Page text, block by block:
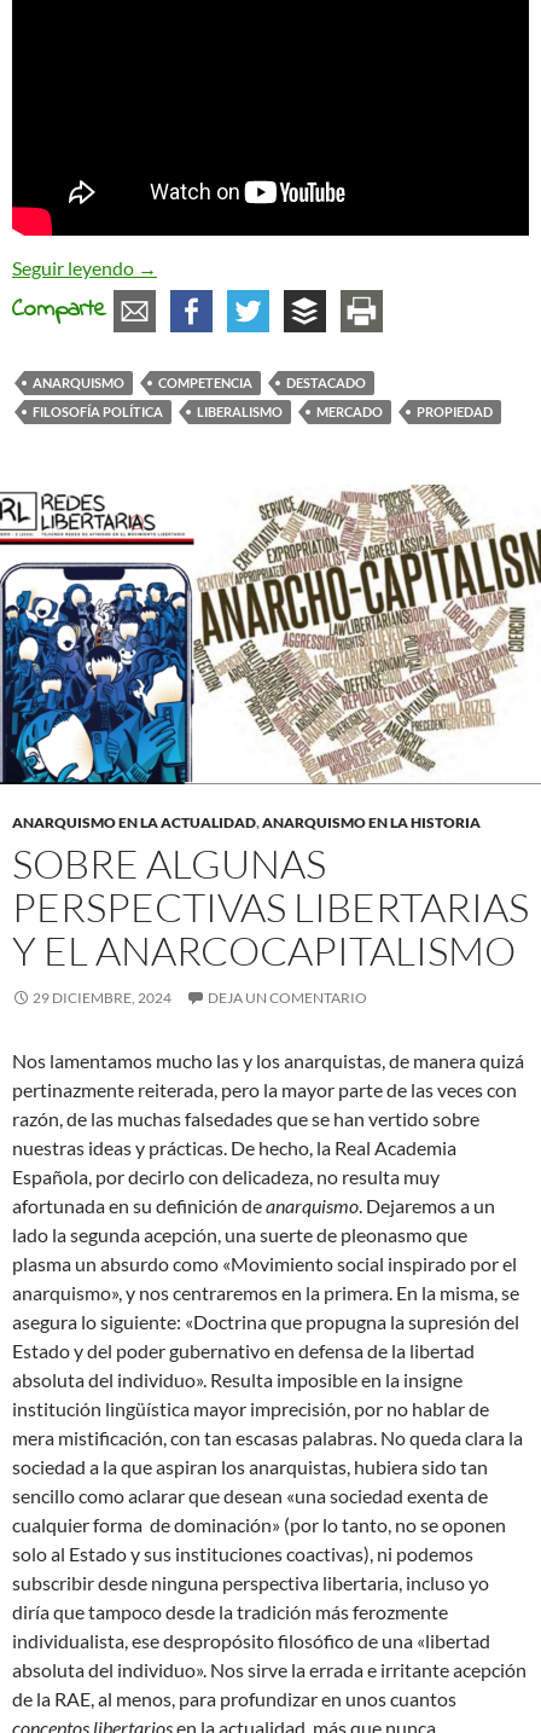
Seguir leyendo Anarquismo y liberalismo: propiedad, mercado
→
Comparte
ANARQUISMO COMPETENCIA
DESTACADO
FILOSOFÍA POLÍTICA
LIBERALISMO MERCADO PROPIEDAD
ANARQUISMO EN LA ACTUALIDAD,ANARQUISMO EN LA HISTORIA
SOBRE ALGUNAS
PERSPECTIVAS LIBERTARIAS
Y EL ANARCOCAPITALISMO
29 DICIEMBRE, 2024 DEJA UN COMENTARIO
Nos lamentamos mucho las y los anarquistas, de manera quizá
pertinazmente reiterada, pero la mayor parte de las veces con
razón, de las muchas falsedades que se han vertido sobre
nuestras ideas y prácticas. De hecho, la Real Academia
Española, por decirlo con delicadeza, no resulta muy
afortunada en su definición deanarquismo. Dejaremos a un
lado la segunda acepción, una suerte de pleonasmo que
plasma un absurdo como «Movimiento social inspirado por el
anarquismo», y nos centraremos en la primera. En la misma, se
asegura lo siguiente: «Doctrina que propugna la supresión del
Estado y del poder gubernativo en defensa de la libertad
absoluta del individuo». Resulta imposible en la insigne
institución lingüística mayor imprecisión, por no hablar de
mera mistificación, con tan escasas palabras. No queda clara la
sociedad a la que aspiran los anarquistas, hubiera sido tan
sencillo como aclarar que desean «una sociedad exenta de
cualquier forma de dominación» (por lo tanto, no se oponen
solo al Estado y sus instituciones coactivas), ni podemos
subscribir desde ninguna perspectiva libertaria, incluso yo
diría que tampoco desde la tradición más ferozmente
individualista, ese despropósito filosófico de una «libertad
absoluta del individuo». Nos sirve la errada e irritante acepción
de la RAE, al menos, para profundizar en unos cuantos
conceptos libertariosen la actualidad, más que nunca,